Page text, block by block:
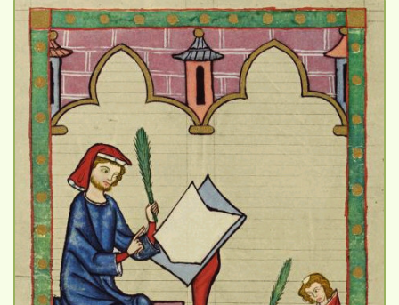
Quiz
Memospiel
Videos
Mach mit!
Buchtipps
Schulmaterialien
Museen